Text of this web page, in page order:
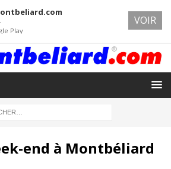
end à Montbéliard
Play
VOIR